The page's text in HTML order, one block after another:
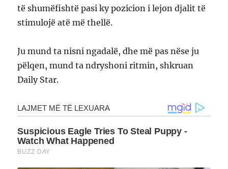
të shumëfishtë pasi ky pozicion i lejon djalit të
stimulojë atë më thellë.
Ju mund ta nisni ngadalë, dhe më pas nëse ju
pëlqen, mund ta ndryshoni ritmin, shkruan
Daily Star.